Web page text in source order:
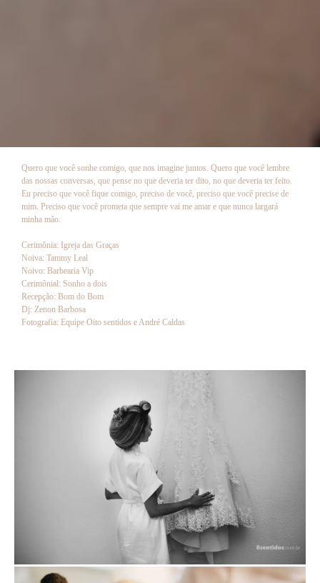
Quero que você sonhe comigo, que nos imagine juntos. Quero que você lembre
das nossas conversas, que pense no que deveria ter dito, no que deveria ter feito.
Eu preciso que você fique comigo, preciso de você, preciso que você precise de
mim. Preciso que você prometa que sempre vai me amar e que nunca largará
minha mão.
Cerimônia: Igreja das Graças
Noiva: Tammy Leal
Noivo: Barbearia Vip
Cerimônial: Sonho a dois
Recepção: Bom do Bom
Dj: Zenon Barbosa
Fotografia: Equipe Oito sentidos e André Caldas